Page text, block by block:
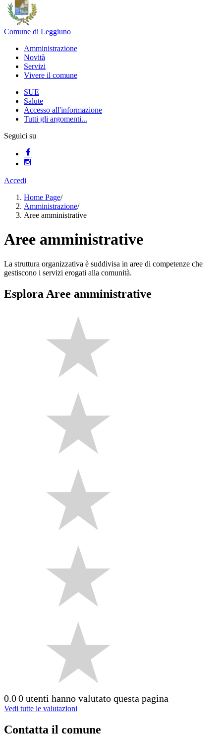
Comune di Leggiuno
Amministrazione
Novità
Servizi
Vivere il comune
SUE
Salute
Accesso all'informazione
Tutti gli argomenti...
Seguici su
Accedi
Home Page/
Amministrazione/
Aree amministrative
Aree amministrative
La struttura organizzativa è suddivisa in aree di competenze che
gestiscono i servizi erogati alla comunità.
Esplora Aree amministrative
0.00 utenti hanno valutato questa pagina
Vedi tutte le valutazioni
Contatta il comune